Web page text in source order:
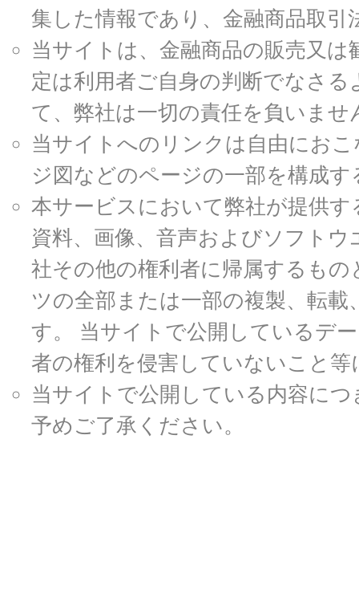
集した情報であり、金融商品取
当サイトは、金融商品の販売又
定は利用者ご自身の判断でなさ
て、弊社は一切の責任を負いませ
当サイトへのリンクは自由にお
ジ図などのページの一部を構成
本サービスにおいて弊社が提供
資料、画像、音声およびソフト
社その他の権利者に帰属するも
ツの全部または一部の複製、転
す。 当サイトで公開しているデ
者の権利を侵害していないこと
当サイトで公開している内容に
予めご了承ください。